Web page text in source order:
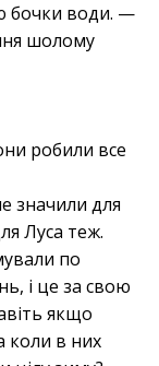
бочки води. —
шолому
робили все
значили для
Луса теж.
по
і це за свою
якщо
коли в них